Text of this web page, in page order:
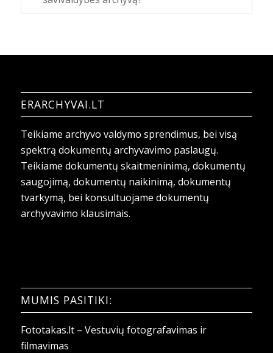
ERARCHYVAI.LT
Teikiame archyvo valdymo sprendimus, bei visą
spektrą dokumentų archyvavimo paslaugų.
Teikiame dokumentų skaitmeninimą, dokumentų
saugojimą, dokumentų naikinimą, dokumentų
tvarkymą, bei konsultuojame dokumentų
archyvavimo klausimais.
MUMIS PASITIKI:
Fototakas.lt – Vestuvių fotografavimas ir
filmavimas